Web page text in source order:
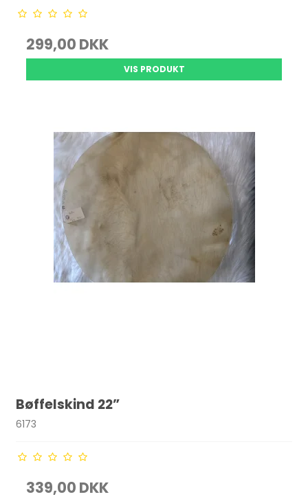
299,00 DKK
VIS PRODUKT
Bøffelskind 22”
6173
339,00 DKK